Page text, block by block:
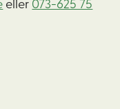
eller 073-625 75